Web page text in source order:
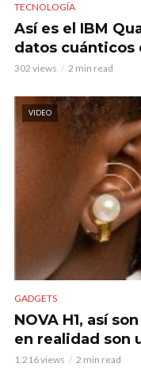
TECNOLOGÍA
Así es el IBM
datos cuánticos
302 views 2 min read
VIDEO
GADGETS
NOVA H1, así
en realidad son
1.216 views 2 min read